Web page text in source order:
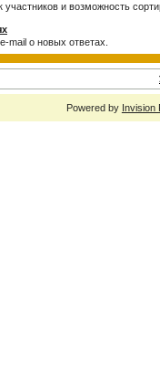
и возможность
mail о новых ответах.
Powered by Invision